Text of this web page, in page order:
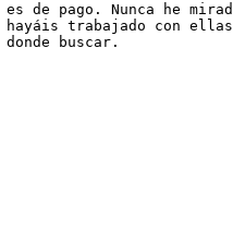
de pago. Nunca he
hayáis trabajado con
buscar.